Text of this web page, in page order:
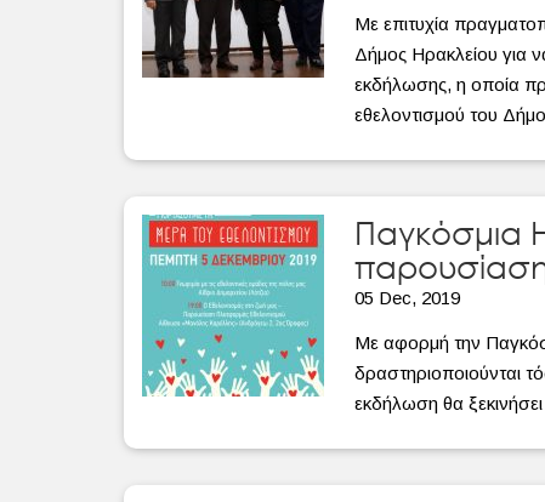
Με επιτυχία
Δήμος Ηρακλείου για
εκδήλωσης, η οποία
εθελοντισμού του
Παγκόσμια
05 Dec, 2019
Με αφορμή την
δραστηριοποιούνται
εκδήλωση θα